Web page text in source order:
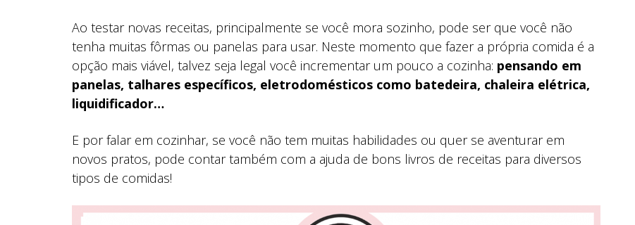
Ao testar novas receitas, principalmente se você mora sozinho, pode ser que você não
tenha muitas fôrmas ou panelas para usar. Neste momento que fazer a própria comida é a
opção mais viável, talvez seja legal você incrementar um pouco a cozinha: pensando em
panelas, talhares específicos, eletrodomésticos como batedeira, chaleira elétrica,
liquidificador…
E por falar em cozinhar, se você não tem muitas habilidades ou quer se aventurar em
novos pratos, pode contar também com a ajuda de bons livros de receitas para diversos
tipos de comidas!